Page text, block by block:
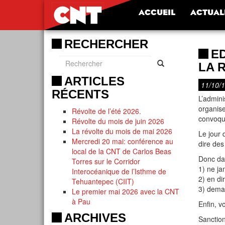
ACCUEIL
RECHERCHER
ARTICLES
RÉCENTS
Révolte de l’été 2026.
Révolte du mois de juin 2026
La révolte du mois de mai 2026
Mercredi 20 mai: conférence au
local de la CNT de Carlos Beas
Torres sur le Corridor
Interocéanique de l’Isthme de
Tehuantepec (CIIT)
Le premier mai 2026 avec la CNT
à Pau
ARCHIVES
LA
11/10/
Le jour
dire
Donc
1) ne
2) en
3)
Enfin,